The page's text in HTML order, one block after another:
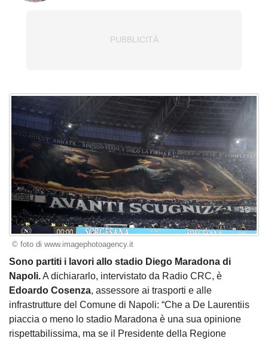
© foto di www.imagephotoagency.it
Sono partiti i lavori allo stadio Diego Maradona di
Napoli.A dichiararlo, intervistato da Radio CRC, è
Edoardo Cosenza, assessore ai trasporti e alle
infrastrutture del Comune di Napoli: “Che a De Laurentiis
piaccia o meno lo stadio Maradona è una sua opinione
rispettabilissima, ma se il Presidente della Regione